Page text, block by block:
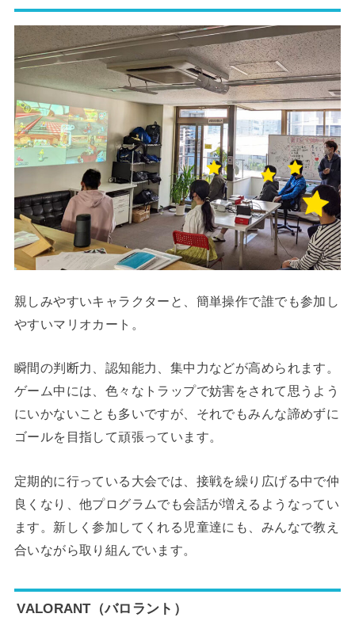
親しみやすいキャラクターと、簡単操作で誰でも参加し
やすいマリオカート。
瞬間の判断力、認知能力、集中力などが高められます。
ゲーム中には、色々なトラップで妨害をされて思うよう
にいかないことも多いですが、それでもみんな諦めずに
ゴールを目指して頑張っています。
定期的に行っている大会では、接戦を繰り広げる中で仲
良くなり、他プログラムでも会話が増えるようなってい
ます。新しく参加してくれる児童達にも、みんなで教え
合いながら取り組んでいます。
VALORANT（バロラント）